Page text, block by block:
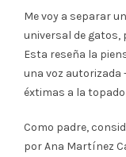
Me voy a separar
universal de
Esta reseña la
una voz
éxtimas a la
Como padre,
por Ana Martínez